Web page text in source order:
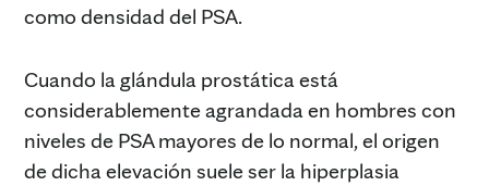
como densidad del PSA.
Cuando la glándula prostática está
considerablemente agrandada en hombres con
niveles de PSA mayores de lo normal, el origen
de dicha elevación suele ser la hiperplasia